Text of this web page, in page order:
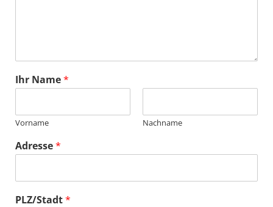
Ihr Name*
Vorname Nachname
Adresse*
PLZ/Stadt*